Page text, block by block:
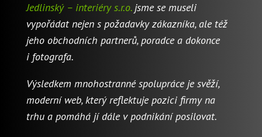
Jedlinský – interiéry s.r.o.jsme se museli
vypořádat nejen s požadavky zákazníka, ale též
jeho obchodních partnerů, poradce a dokonce
i fotografa.
Výsledkem mnohostranné spolupráce je svěží,
moderní web, který reflektuje pozici firmy na
trhu a pomáhá jí dále v podnikání posilovat.